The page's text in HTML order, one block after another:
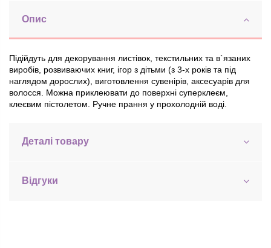
Опис
Підійдуть для декорування листівок, текстильних та в`язаних
виробів, розвиваючих книг, ігор з дітьми (з 3-х років та під
наглядом дорослих), виготовлення сувенірів, аксесуарів для
волосся. Можна приклеювати до поверхні суперклеєм,
клеєвим пістолетом. Ручне прання у прохолодній воді.
Деталі товару
Відгуки